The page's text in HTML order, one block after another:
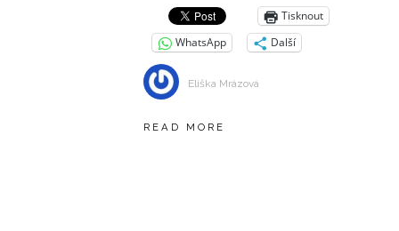
Tisknout
WhatsApp
Další
Eliška Mrázová
READ MORE